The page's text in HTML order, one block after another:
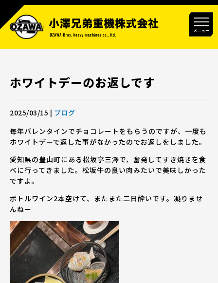
メニュー
ホワイトデーのお返しです
2025/03/15 | ブログ
毎年バレンタインでチョコレートをもらうのですが、一度も
ホワイトデーで返した事がなかったのでお返しをしました。
愛知県の豊山町にある松坂亭三澤で、奮発してすき焼きを食
べに行ってきました。松坂牛の良い肉みたいで美味しかった
ですよ。
ボトルワイン2本空けて、またまた二日酔いです。凝りませ
んねー